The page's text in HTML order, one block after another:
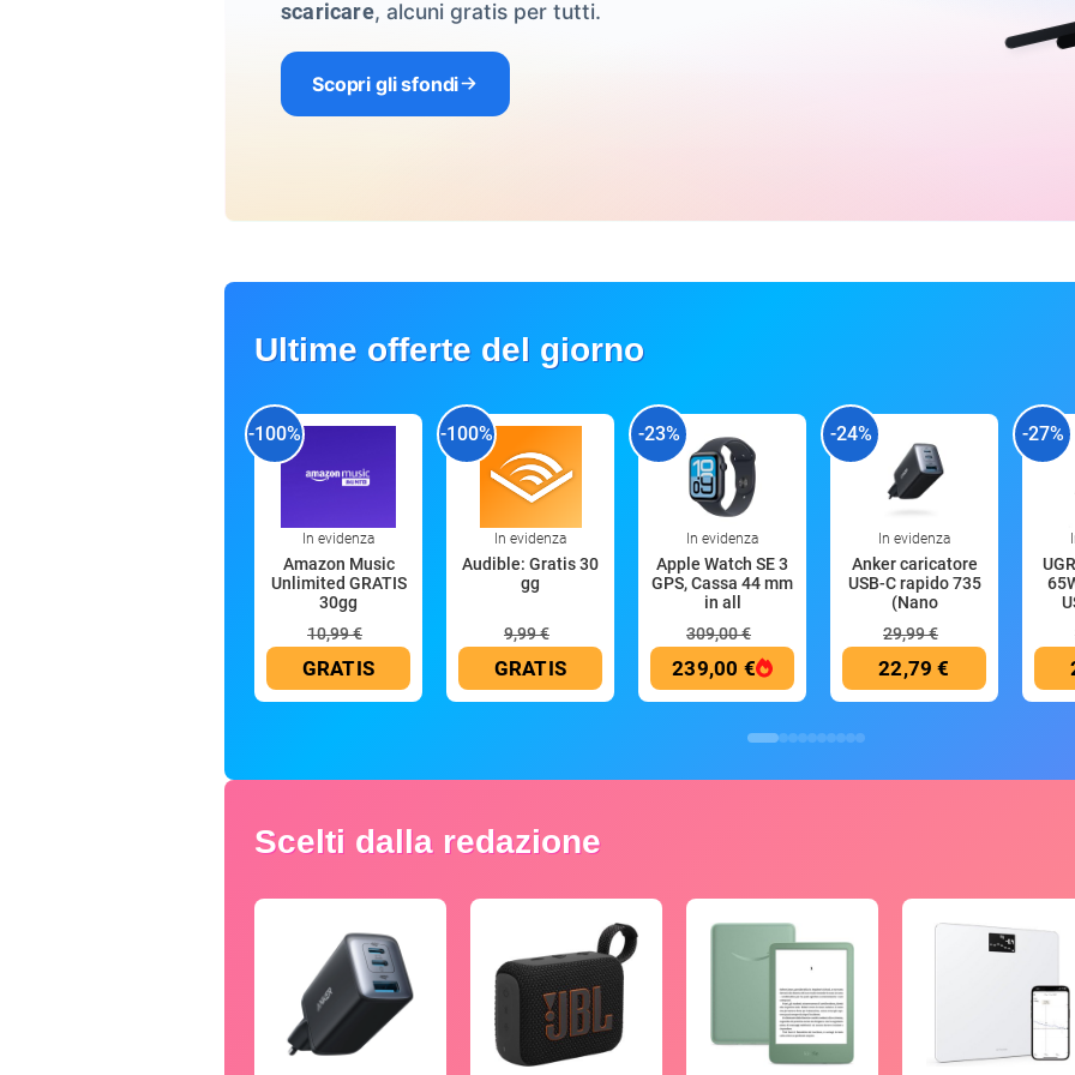
scaricare, alcuni gratis per tutti.
Scopri gli sfondi
Ultime offerte del giorno
-100%
In evidenza
Amazon Music
Unlimited GRATIS
30gg
10,99 €
GRATIS
-100%
In evidenza
Audible: Gratis 30
gg
9,99 €
GRATIS
-23%
In evidenza
Apple Watch SE 3
GPS, Cassa 44 mm
in all
309,00 €
239,00 €
-24%
In evidenza
Anker caricatore
USB-C rapido 735
(Nano
29,99 €
22,79 €
-27%
Scelti dalla redazione